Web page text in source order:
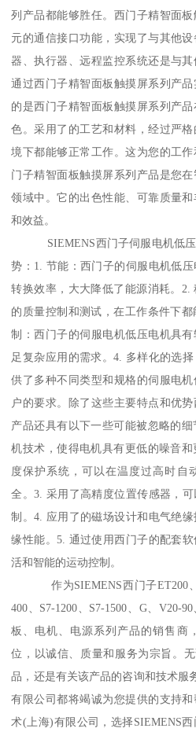
列产品都能够胜任。西门子精智面
元的通信接口功能，实现了与其他
器、执行器、远程监控系统还是与
通过西门子精智面板触摸屏系列产
的是西门子精智面板触摸屏系列产
色。采用了的工艺和材料，经过严
境下都能够正常工作。这为您的工
门子精智面板触摸屏系列产品是您
领域中。它的出色性能、可靠质量
和效益。
SIEMENS西门子伺服电机低压
势：1. 节能：西门子的伺服电机低
转换效率，大大降低了能源消耗。
的质量控制和测试，在工作条件下
制：西门子的伺服电机低压电机具
足复杂应用的需求。4. 多样化的选
供了多种不同类型和规格的伺服电
户的要求。除了这些主要特点和优
产品还具有以下一些可能被忽略的
机技术，使得电机具有更低的噪音
度保护系统，可以在温度过高时自
全。3. 采用了高精度位置传感器，
制。4. 应用了的磁场设计和电气绝
缘性能。5. 通过使用西门子的配套
活和智能的运动控制。
作为SIEMENS西门子ET200、
400、S7-1200、S7-1500、G、V20-
板、电机、电源系列产品的销售商
位，以诚信、质量和服务为宗旨。
品，还是有关该产品的咨询和技术服
有限公司都将竭诚为您提供的支持
术(上海)有限公司，选择SIEMENS